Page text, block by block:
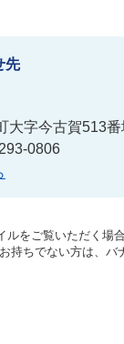
先
大字今古賀513番
0806
ルをご覧いただく場
持ちでない方は、バ